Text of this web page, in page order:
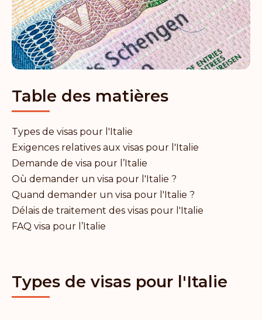
Table des matières
Types de visas pour l'Italie
Exigences relatives aux visas pour l'Italie
Demande de visa pour l’Italie
Où demander un visa pour l'Italie ?
Quand demander un visa pour l'Italie ?
Délais de traitement des visas pour l'Italie
FAQ visa pour l’Italie
Types de visas pour l'Italie